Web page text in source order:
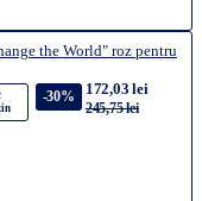
the World" roz pentru
-30% 172,03 lei
245,75 lei